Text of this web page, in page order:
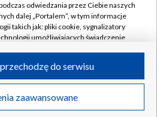
Wideo
Emisja w TVP
Programowa
przetargowe
Telewizyjna
informacji TVP
Kanały
Spółka Akcyjna w likwidacji
odwiedzania przez Ciebie naszych
dalej „Portalem”, w tym informacje
takich jak: pliki cookie, sygnalizatory
umożliwiających świadczenie
odwiedzania przez Ciebie
takie jak adresy IP, identyfikatory
zaawansowane
do serwisu